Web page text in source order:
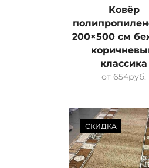
Ковёр
200×500 см
классика
от654руб.
СКИДКА